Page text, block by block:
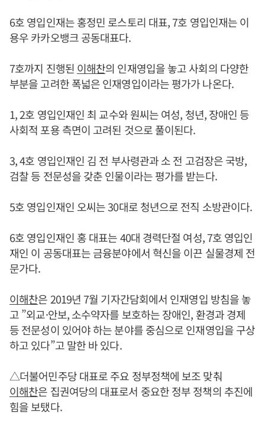
6호 영입인재는 홍정민 로스토리 대표, 7호 영입인재는 이
용우 카카오뱅크 공동대표다.
7호까지 진행된 이해찬의 인재영입을 놓고 사회의 다양한
부분을 고려한 폭넓은 인재영입이라는 평가가 나온다.
1, 2호 영입인재인 최 교수와 원씨는 여성, 청년, 장애인 등
사회적 포용 측면이 고려된 것으로 풀이된다.
3, 4호 영입인재인 김 전 부사령관과 소 전 고검장은 국방,
검찰 등 전문성을 갖춘 인물이라는 평가를 받는다.
5호 영입인재인 오씨는 30대로 청년으로 전직 소방관이다.
6호 영입인재인 홍 대표는 40대 경력단절 여성, 7호 영입인
재인 이 공동대표는 금융분야에서 혁신을 이끈 실물경제 전
문가다.
이해찬은 2019년 7월 기자간담회에서 인재영입 방침을 놓
고 ”외교·안보, 소수약자를 보호하는 장애인, 환경과 경제
등 전문성이 있어야 하는 분야를 중심으로 인재영입을 구상
하고 있다”고 말한 바 있다.
△더불어민주당 대표로 주요 정부정책에 보조 맞춰
이해찬은 집권여당의 대표로서 중요한 정부 정책의 추진에
힘을 보탰다.